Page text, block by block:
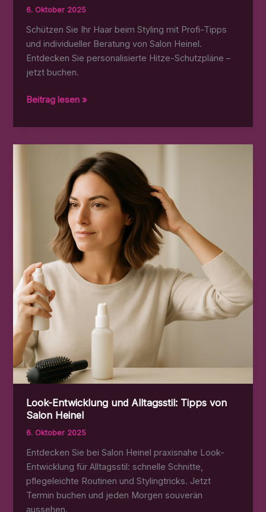
6. Oktober 2025
Schützen Sie Ihr Haar beim Styling mit Profi-Tipps
und individueller Beratung von Salon Heinel.
Entdecken Sie personalisierte Hitze-Schutzpläne –
jetzt buchen.
Schutz
Hitze
beim
Beitrag lesen »
Look-Entwicklung und Alltagsstil: Tipps von
Salon Heinel
6. Oktober 2025
Entdecken Sie bei Salon Heinel praxisnahe Look-
Entwicklung für Alltagsstil: schnelle Schnitte,
pflegeleichte Routinen und Stylingtricks. Jetzt
Termin buchen und jeden Morgen souverän